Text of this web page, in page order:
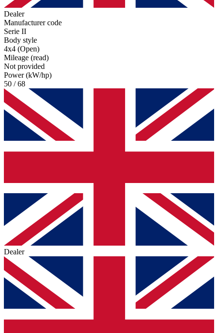
Dealer
Manufacturer code
Serie II
Body style
4x4 (Open)
Mileage (read)
Not provided
Power (kW/hp)
50 / 68
Dealer